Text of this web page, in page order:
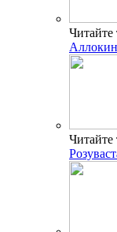
Читайте
Читайте